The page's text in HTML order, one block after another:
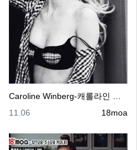
등록자
18moa
등록일
11.06